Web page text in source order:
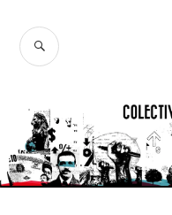
contenido
BUSCAR